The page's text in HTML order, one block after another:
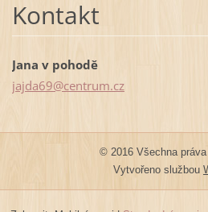
Kontakt
Jana v pohodě
jajda69@centrum.cz
© 2016 Všechna
Vytvořeno službou